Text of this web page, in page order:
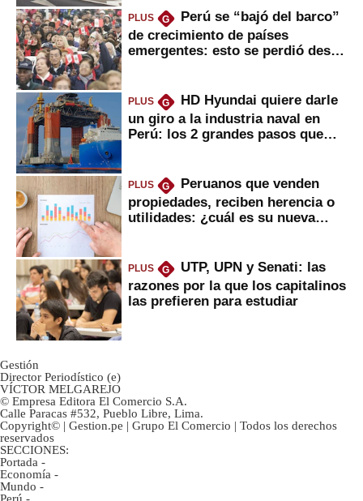
PLUS G
Perú se “bajó del barco”
de crecimiento de países
emergentes: esto se perdió desde
PLUS G
HD Hyundai quiere darle
un giro a la industria naval en
Perú: los 2 grandes pasos que
PLUS G
Peruanos que venden
propiedades, reciben herencia o
utilidades: ¿cuál es su nueva
PLUS G
UTP, UPN y Senati: las
razones por la que los capitalinos
las prefieren para estudiar
Gestión
Director Periodístico (e)
VÍCTOR MELGAREJO
© Empresa Editora El Comercio S.A.
Calle Paracas #532, Pueblo Libre, Lima.
Copyright© | Gestion.pe | Grupo El Comercio | Todos los derechos
reservados
SECCIONES:
Portada -
Economía -
Mundo -
Perú -